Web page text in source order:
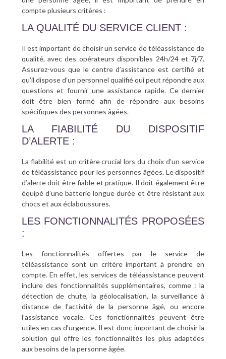
compte plusieurs critères :
LA QUALITÉ DU SERVICE CLIENT :
Il est important de choisir un service de téléassistance de
qualité, avec des opérateurs disponibles 24h/24 et 7j/7.
Assurez-vous que le centre d’assistance est certifié et
qu’il dispose d’un personnel qualifié qui peut répondre aux
questions et fournir une assistance rapide. Ce dernier
doit être bien formé afin de répondre aux besoins
spécifiques des personnes âgées.
LA FIABILITÉ DU DISPOSITIF
D’ALERTE :
La fiabilité est un critère crucial lors du choix d’un service
de téléassistance pour les personnes âgées. Le dispositif
d’alerte doit être fiable et pratique. Il doit également être
équipé d’une batterie longue durée et être résistant aux
chocs et aux éclaboussures.
LES FONCTIONNALITÉS PROPOSÉES
:
Les fonctionnalités offertes par le service de
téléassistance sont un critère important à prendre en
compte. En effet, les services de téléassistance peuvent
inclure des fonctionnalités supplémentaires, comme : la
détection de chute, la géolocalisation, la surveillance à
distance de l’activité de la personne âgé, ou encore
l’assistance vocale. Ces fonctionnalités peuvent être
utiles en cas d’urgence. Il est donc important de choisir la
solution qui offre les fonctionnalités les plus adaptées
aux besoins de la personne âgée.